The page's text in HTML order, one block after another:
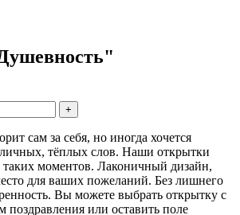
+
сам за себя, но иногда хочется
личных, тёплых слов. Наши открытки
моментов. Лаконичный дизайн,
для ваших пожеланий. Без лишнего
Вы можете выбрать открытку с
поздравления или оставить поле